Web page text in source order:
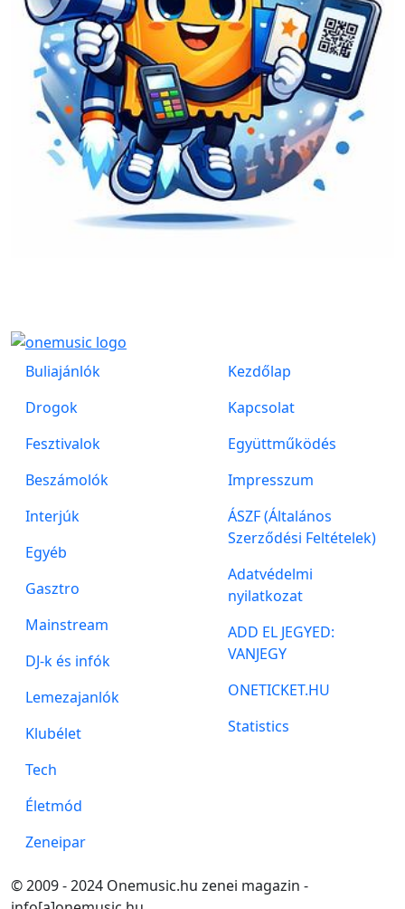
Buliajánlók
Drogok
Fesztivalok
Beszámolók
Interjúk
Egyéb
Gasztro
Mainstream
DJ-k és infók
Lemezajanlók
Klubélet
Tech
Életmód
Zeneipar
Kezdőlap
Kapcsolat
Együttműködés
Impresszum
ÁSZF (Általános
Szerződési Feltételek)
Adatvédelmi
nyilatkozat
ADD EL JEGYED:
VANJEGY
ONETICKET.HU
Statistics
© 2009 - 2024 Onemusic.hu zenei magazin -